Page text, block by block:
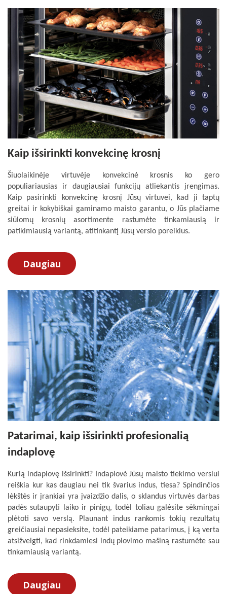
Kaip išsirinkti konvekcinę krosnį
Šiuolaikinėje virtuvėje konvekcinė krosnis ko gero
populiariausias ir daugiausiai funkcijų atliekantis įrengimas.
Kaip pasirinkti konvekcinę krosnį Jūsų virtuvei, kad ji taptų
greitai ir kokybiškai gaminamo maisto garantu, o Jūs plačiame
siūlomų krosnių asortimente rastumėte tinkamiausią ir
patikimiausią variantą, atitinkantį Jūsų verslo poreikius.
Daugiau
Patarimai, kaip išsirinkti profesionalią
indaplovę
Kurią indaplovę išsirinkti? Indaplovė Jūsų maisto tiekimo verslui
reiškia kur kas daugiau nei tik švarius indus, tiesa? Spindinčios
lėkštės ir įrankiai yra įvaizdžio dalis, o sklandus virtuvės darbas
padės sutaupyti laiko ir pinigų, todėl toliau galėsite sėkmingai
plėtoti savo verslą. Plaunant indus rankomis tokių rezultatų
greičiausiai nepasieksite, todėl pateikiame patarimus, į ką verta
atsižvelgti, kad rinkdamiesi indų plovimo mašiną rastumėte sau
tinkamiausią variantą.
Daugiau